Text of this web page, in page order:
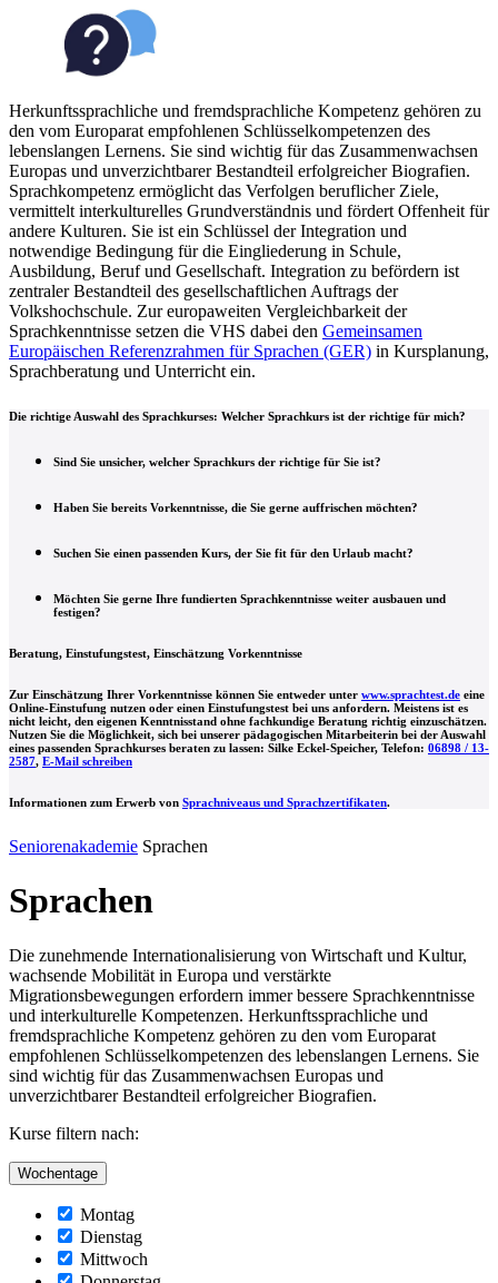
Herkunftssprachliche und fremdsprachliche Kompetenz gehören zu
den vom Europarat empfohlenen Schlüsselkompetenzen des
lebenslangen Lernens. Sie sind wichtig für das Zusammenwachsen
Europas und unverzichtbarer Bestandteil erfolgreicher Biografien.
Sprachkompetenz ermöglicht das Verfolgen beruflicher Ziele,
vermittelt interkulturelles Grundverständnis und fördert Offenheit für
andere Kulturen. Sie ist ein Schlüssel der Integration und
notwendige Bedingung für die Eingliederung in Schule,
Ausbildung, Beruf und Gesellschaft. Integration zu befördern ist
zentraler Bestandteil des gesellschaftlichen Auftrags der
Volkshochschule. Zur europaweiten Vergleichbarkeit der
Sprachkenntnisse setzen die VHS dabei den Gemeinsamen
Europäischen Referenzrahmen für Sprachen (GER) in Kursplanung,
Sprachberatung und Unterricht ein.
Die richtige Auswahl des Sprachkurses: Welcher Sprachkurs ist der richtige für mich?
Sind Sie unsicher, welcher Sprachkurs der richtige für Sie ist?
Haben Sie bereits Vorkenntnisse, die Sie gerne auffrischen möchten?
Suchen Sie einen passenden Kurs, der Sie fit für den Urlaub macht?
Möchten Sie gerne Ihre fundierten Sprachkenntnisse weiter ausbauen und
festigen?
Beratung, Einstufungstest, Einschätzung Vorkenntnisse
Zur Einschätzung Ihrer Vorkenntnisse können Sie entweder unter www.sprachtest.de eine
Online-Einstufung nutzen oder einen Einstufungstest bei uns anfordern. Meistens ist es
nicht leicht, den eigenen Kenntnisstand ohne fachkundige Beratung richtig einzuschätzen.
Nutzen Sie die Möglichkeit, sich bei unserer pädagogischen Mitarbeiterin bei der Auswahl
eines passenden Sprachkurses beraten zu lassen: Silke Eckel-Speicher, Telefon: 06898 / 13-
2587, E-Mail schreiben
Informationen zum Erwerb von Sprachniveaus und Sprachzertifikaten.
Seniorenakademie Sprachen
Sprachen
Die zunehmende Internationalisierung von Wirtschaft und Kultur,
wachsende Mobilität in Europa und verstärkte
Migrationsbewegungen erfordern immer bessere Sprachkenntnisse
und interkulturelle Kompetenzen. Herkunftssprachliche und
fremdsprachliche Kompetenz gehören zu den vom Europarat
empfohlenen Schlüsselkompetenzen des lebenslangen Lernens. Sie
sind wichtig für das Zusammenwachsen Europas und
unverzichtbarer Bestandteil erfolgreicher Biografien.
Kurse filtern nach:
Wochentage
Montag
Dienstag
Mittwoch